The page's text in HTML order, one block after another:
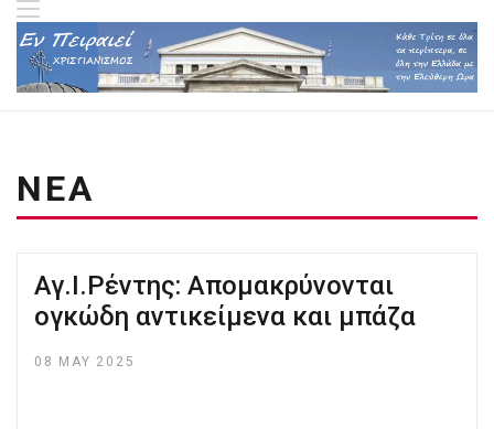
ΝΕΑ
Αγ.Ι.Ρέντης: Απομακρύνονται
ογκώδη αντικείμενα και μπάζα
08 MAY 2025